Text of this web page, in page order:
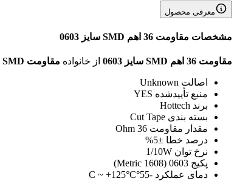
معرفی محصول
مشخصات مقاومت 36 اهم SMD سایز 0603
مقاومت 36 اهم SMD سایز 0603 از خانواده مقاومت SMD
اصالت Unknown
منبع تأیید‌شده YES
برند Hottech
بسته بندی Cut Tape
مقدار مقاومت 36 Ohm
درصد خطا ±5%
نرخ توان 1/10W
پکیج 0603 (1608 Metric)
دمای عملکرد -55°C ~ +125°C